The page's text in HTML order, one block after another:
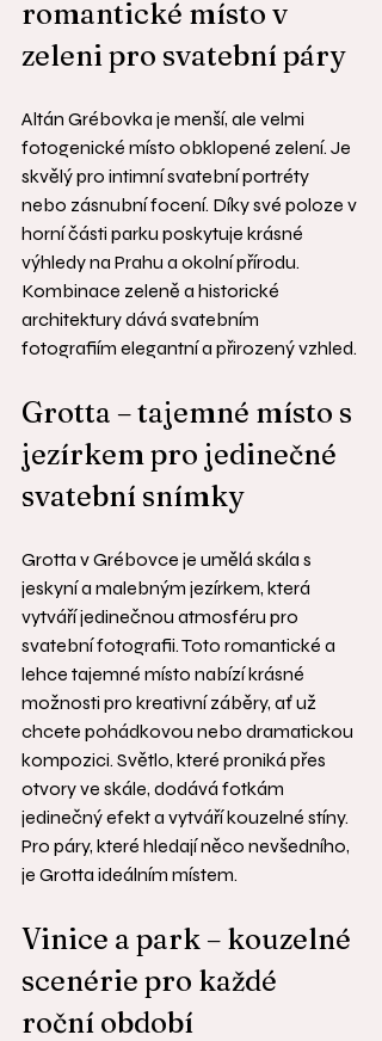
romantické místo v
zeleni pro svatební páry
Altán Grébovka je menší, ale velmi
fotogenické místo obklopené zelení. Je
skvělý pro intimní svatební portréty
nebo zásnubní focení. Díky své poloze v
horní části parku poskytuje krásné
výhledy na Prahu a okolní přírodu.
Kombinace zeleně a historické
architektury dává svatebním
fotografiím elegantní a přirozený vzhled.
Grotta – tajemné místo s
jezírkem pro jedinečné
svatební snímky
Grotta v Grébovce je umělá skála s
jeskyní a malebným jezírkem, která
vytváří jedinečnou atmosféru pro
svatební fotografii. Toto romantické a
lehce tajemné místo nabízí krásné
možnosti pro kreativní záběry, ať už
chcete pohádkovou nebo dramatickou
kompozici. Světlo, které proniká přes
otvory ve skále, dodává fotkám
jedinečný efekt a vytváří kouzelné stíny.
Pro páry, které hledají něco nevšedního,
je Grotta ideálním místem.
Vinice a park – kouzelné
scenérie pro každé
roční období